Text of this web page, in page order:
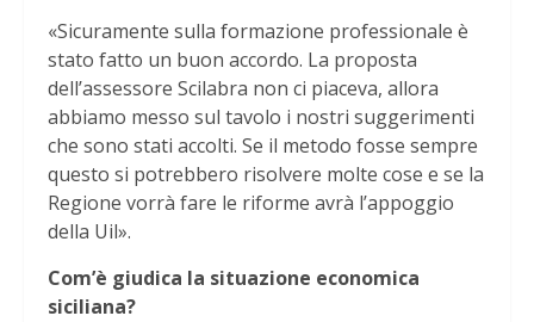
«Sicuramente sulla formazione professionale è
stato fatto un buon accordo. La proposta
dell’assessore Scilabra non ci piaceva, allora
abbiamo messo sul tavolo i nostri suggerimenti
che sono stati accolti. Se il metodo fosse sempre
questo si potrebbero risolvere molte cose e se la
Regione vorrà fare le riforme avrà l’appoggio
della Uil».
Com’è giudica la situazione economica
siciliana?